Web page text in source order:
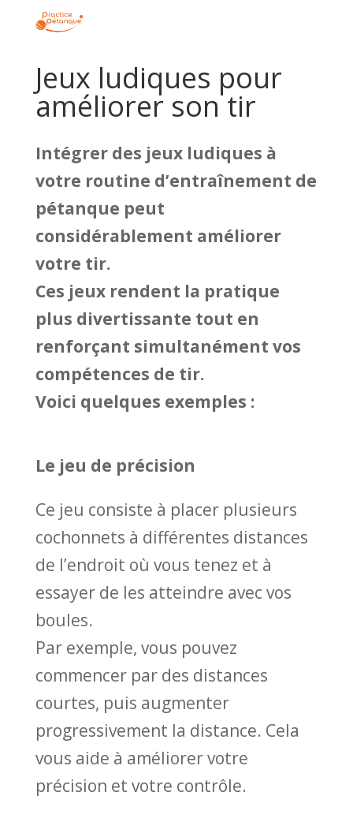
Jeux ludiques pour
améliorer son tir
Intégrer des jeux ludiques à
votre routine d’entraînement de
pétanque peut
considérablement améliorer
votre tir.
Ces jeux rendent la pratique
plus divertissante tout en
renforçant simultanément vos
compétences de tir.
Voici quelques exemples :
Le jeu de précision
Ce jeu consiste à placer plusieurs
cochonnets à différentes distances
de l’endroit où vous tenez et à
essayer de les atteindre avec vos
boules.
Par exemple, vous pouvez
commencer par des distances
courtes, puis augmenter
progressivement la distance. Cela
vous aide à améliorer votre
précision et votre contrôle.